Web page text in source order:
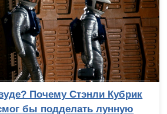
Почему Стэнли Кубрик
бы подделать лунную